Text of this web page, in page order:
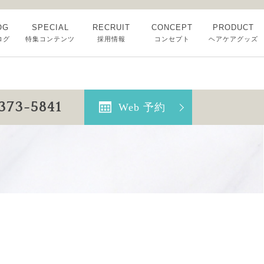
グ
SPECIAL
特集コンテンツ
RECRUIT
採用情報
CONCEPT
コンセプト
PRODUCT
ヘアケアグッズ
5841 Web 予約